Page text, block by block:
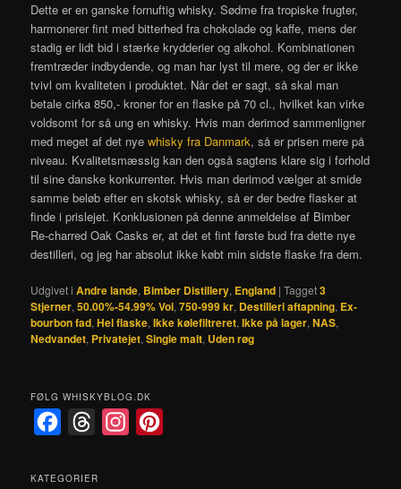
Dette er en ganske fornuftig whisky. Sødme fra tropiske frugter,
harmonerer fint med bitterhed fra chokolade og kaffe, mens der
stadig er lidt bid i stærke krydderier og alkohol. Kombinationen
fremtræder indbydende, og man har lyst til mere, og der er ikke
tvivl om kvaliteten i produktet. Når det er sagt, så skal man
betale cirka 850,- kroner for en flaske på 70 cl., hvilket kan virke
voldsomt for så ung en whisky. Hvis man derimod sammenligner
med meget af det nyewhisky fra Danmark, så er prisen mere på
niveau. Kvalitetsmæssig kan den også sagtens klare sig i forhold
til sine danske konkurrenter. Hvis man derimod vælger at smide
samme beløb efter en skotsk whisky, så er der bedre flasker at
finde i prislejet. Konklusionen på denne anmeldelse af Bimber
Re-charred Oak Casks er, at det et fint første bud fra dette nye
destilleri, og jeg har absolut ikke købt min sidste flaske fra dem.
Udgivet i Andre lande, Bimber Distillery, England |Tagget3
Stjerner,50.00%-54.99% Vol,750-999 kr, Destilleri aftapning, Ex-
bourbon fad,Hel flaske,Ikke kølefiltreret,Ikke på lager,NAS,
Nedvandet, Privatejet,Single malt, Uden røg
FØLG WHISKYBLOG.DK
c
r
KATEGORIER